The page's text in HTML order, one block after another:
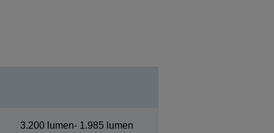
3.200 lumen- 1.985 lumen